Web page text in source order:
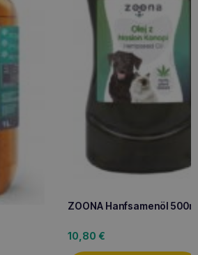
ZOONA Hanfsamenöl
10,80 €